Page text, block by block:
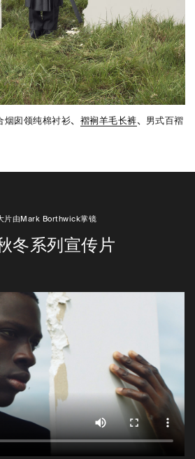
烟囱领纯棉衬衫、 褶裥羊毛长裤、男式百褶
片由Mark Borthwick掌镜
冬系列宣传片